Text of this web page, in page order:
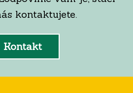
kontaktujete.
Kontakt